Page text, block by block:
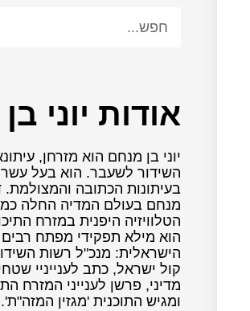
אודות יוני
יוני בן מנחם הוא מזרחן,
השידור לשעבר. הוא בעל
בעיתונות הכתובה והמצולמת.
מנחם בעולם המדיה החלה
הטלוויזיה היפנית במזרח
הוא מילא תפקידי מפתח
הישראלית: מנכ"ל רשות
קול ישראל, כתב לענייניי
מדיני, פרשן לענייני המזרח
ומגיש התוכנית 'מגזין המזה"ת'.